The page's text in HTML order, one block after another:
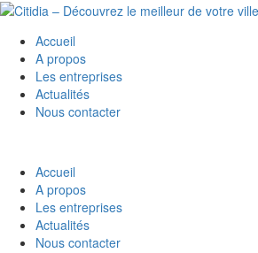
Accueil
A propos
Les entreprises
Actualités
Nous contacter
Accueil
A propos
Les entreprises
Actualités
Nous contacter